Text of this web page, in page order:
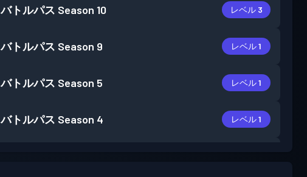
バトルパス Season 10 レベル 3
バトルパス Season 9 レベル 1
バトルパス Season 5 レベル 1
バトルパス Season 4 レベル 1